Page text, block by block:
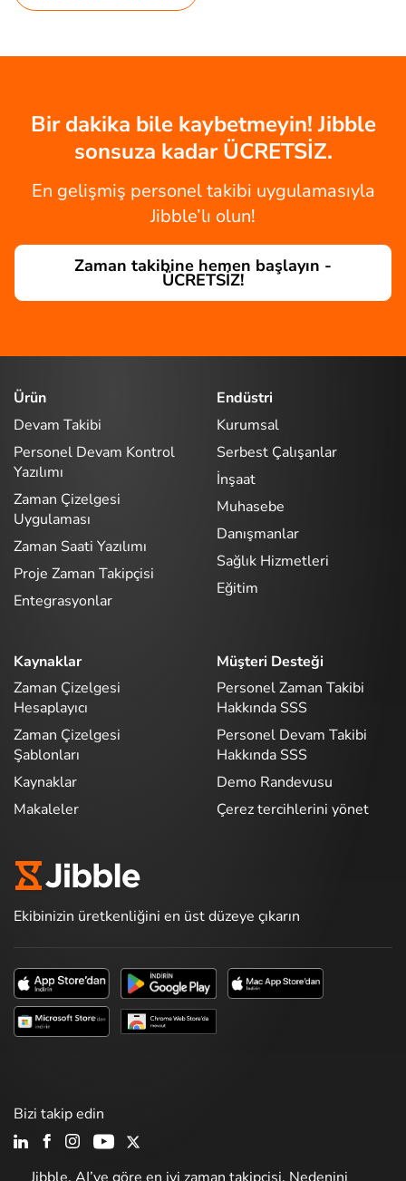
Bir dakika bile kaybetmeyin! Jibble
sonsuza kadar ÜCRETSİZ.
En gelişmiş personel takibi uygulamasıyla
Jibble’lı olun!
Zaman takibine hemen başlayın -
ÜCRETSİZ!
Ürün
Devam Takibi
Personel Devam Kontrol
Yazılımı
Zaman Çizelgesi
Uygulaması
Zaman Saati Yazılımı
Proje Zaman Takipçisi
Entegrasyonlar
Endüstri
Kurumsal
Serbest Çalışanlar
İnşaat
Muhasebe
Danışmanlar
Sağlık Hizmetleri
Eğitim
Kaynaklar
Zaman Çizelgesi
Hesaplayıcı
Zaman Çizelgesi
Şablonları
Kaynaklar
Makaleler
Müşteri Desteği
Personel Zaman Takibi
Hakkında SSS
Personel Devam Takibi
Hakkında SSS
Demo Randevusu
Çerez tercihlerini yönet
Ekibinizin üretkenliğini en üst düzeye çıkarın
Bizi takip edin